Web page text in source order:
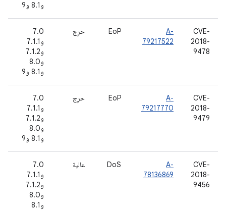
و8.1 و9
CVE-
2018-
9478
A-
79217522
EoP حرِج
7.0
و7.1.1
و7.1.2
و8.0
و8.1 و9
CVE-
2018-
9479
A-
79217770
EoP حرِج
7.0
و7.1.1
و7.1.2
و8.0
و8.1 و9
CVE-
2018-
9456
A-
78136869
DoS عالية
7.0
و7.1.1
و7.1.2
و8.0
و8.1